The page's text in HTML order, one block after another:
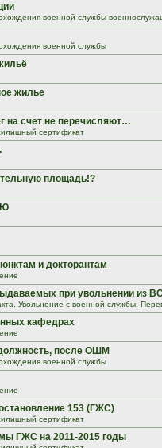
военной службы
военной службы
жилье
на счет не перечисляют…
сертификат
площадь!?
и докторантам
при увольнении из
Увольнение с военной службы.
кафедрах
после ОШМ
военной службы
153 (ГЖС)
сертификат
ГЖС на 2011-2015 годы